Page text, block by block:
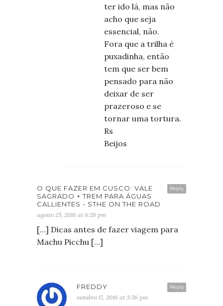
ter ido lá, mas não
acho que seja
essencial, não.
Fora que a trilha é
puxadinha, então
tem que ser bem
pensado para não
deixar de ser
prazeroso e se
tornar uma tortura.
Rs
Beijos
Reply
O QUE FAZER EM CUSCO: VALE
SAGRADO + TREM PARA ÁGUAS
CALLIENTES - STHE ON THE ROAD
agosto 25, 2016 at 8:26 pm
[…] Dicas antes de fazer viagem para
Machu Picchu […]
Reply
FREDDY
outubro 17, 2016 at 3:56 pm